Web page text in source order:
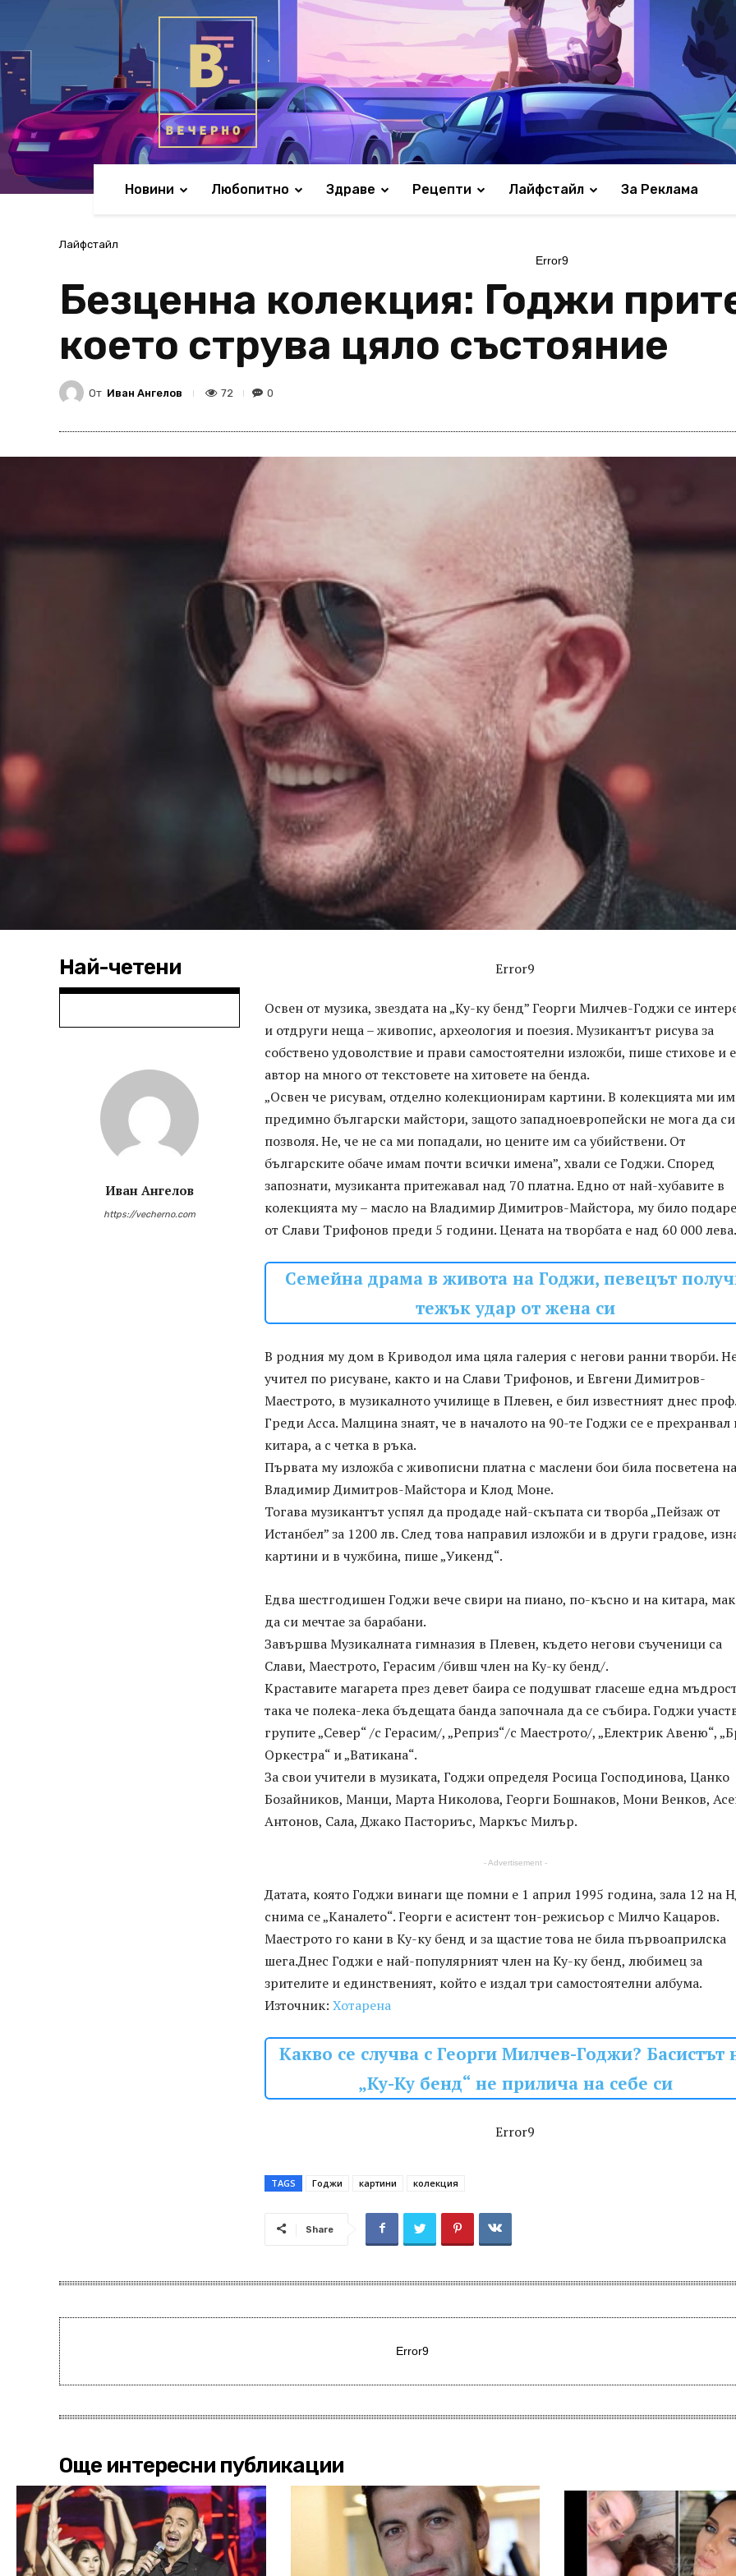
Новини Любопитно Здраве Рецепти Лайфстайл За Реклама
Лайфстайл
Error9
Безценна колекция: Годжи
което струва цяло състояние
От Иван Ангелов 72 0
Най-четени
Иван Ангелов
https://vecherno.com
Error9
Освен от музика, звездата на „Ку-ку бенд” Георги Милчев-Годжи се
и отдруги неща – живопис, археология и поезия. Музикантът рисува за
собствено удоволствие и прави самостоятелни изложби, пише стихове и е
автор на много от текстовете на хитовете на бенда.
„Освен че рисувам, отделно колекционирам картини. В колекцията ми
предимно български майстори, защото западноевропейски не мога да си
позволя. Не, че не са ми попадали, но цените им са убийствени. От
българските обаче имам почти всички имена”, хвали се Годжи. Според
запознати, музиканта притежавал над 70 платна. Едно от най-хубавите в
колекцията му – масло на Владимир Димитров-Майстора, му било
от Слави Трифонов преди 5 години. Цената на творбата е над 60 000 лева.
Семейна драма в живота на Годжи, певецът
тежък удар от жена си
В родния му дом в Криводол има цяла галерия с негови ранни творби.
учител по рисуване, както и на Слави Трифонов, и Евгени Димитров-
Маестрото, в музикалното училище в Плевен, е бил известният днес проф.
Греди Асса. Малцина знаят, че в началото на 90-те Годжи се е прехранвал
китара, а с четка в ръка.
Първата му изложба с живописни платна с маслени бои била посветена на
Владимир Димитров-Майстора и Клод Моне.
Тогава музикантът успял да продаде най-скъпата си творба „Пейзаж от
Истанбел” за 1200 лв. След това направил изложби и в други градове,
картини и в чужбина, пише „Уикенд“.
Едва шестгодишен Годжи вече свири на пиано, по-късно и на китара,
да си мечтае за барабани.
Завършва Музикалната гимназия в Плевен, където негови съученици са
Слави, Маестрото, Герасим /бивш член на Ку-ку бенд/.
Краставите магарета през девет баира се подушват гласеше една
така че полека-лека бъдещата банда започнала да се събира. Годжи
групите „Север“ /с Герасим/, „Реприз“/с Маестрото/, „Електрик Авеню“,
Оркестра“ и „Ватикана“.
За свои учители в музиката, Годжи определя Росица Господинова, Цанко
Бозайников, Манци, Марта Николова, Георги Бошнаков, Мони Венков,
Антонов, Сала, Джако Пасториъс, Маркъс Милър.
- Advertisement -
Датата, която Годжи винаги ще помни е 1 април 1995 година, зала 12 на
снима се „Каналето“. Георги е асистент тон-режисьор с Милчо Кацаров.
Маестрото го кани в Ку-ку бенд и за щастие това не била първоаприлска
шега.Днес Годжи е най-популярният член на Ку-ку бенд, любимец за
зрителите и единственият, който е издал три самостоятелни албума.
Източник: Хотарена
Kакво се случва с Георги Милчев-Годжи? Басистът
„Ку-Ку бенд“ не прилича на себе си
Error9
TAGS Годжи картини колекция
Share
Error9
Още интересни публикации